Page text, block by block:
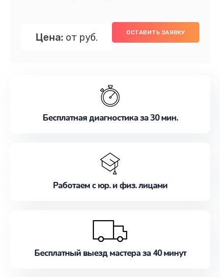
Цена: от руб. ОСТАВИТЬ ЗАЯВКУ
Бесплатная диагностика за 30 мин.
Работаем с юр. и физ. лицами
Бесплатный выезд мастера за 40 минут